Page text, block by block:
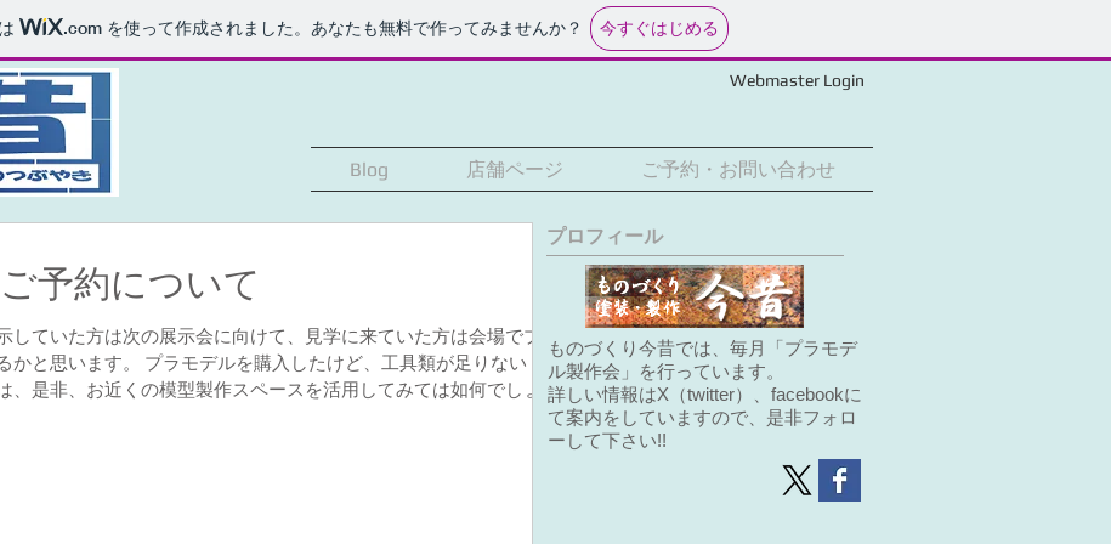
.com を使って作成されました。あなたも無料で作ってみませんか？ 今すぐはじめる
Webmaster Login
Blog 店舗ページ ご予約・お問い合わせ
予約について
していた方は次の展示会に向けて、見学に来ていた方は会場でプラ
かと思います。 プラモデルを購入したけど、工具類が足りない・
、是非、お近くの模型製作スペースを活用してみては如何でしょう
ものづくり今昔では、毎月「プラモデ
ル製作会」を行っています。
​詳しい情報はX（twitter）、facebookに
て案内をしていますので、是非フォロ
ーして下さい!!
プロフィール